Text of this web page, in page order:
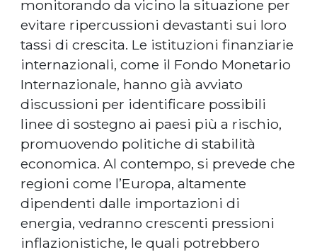
monitorando da vicino la situazione per
evitare ripercussioni devastanti sui loro
tassi di crescita. Le istituzioni finanziarie
internazionali, come il Fondo Monetario
Internazionale, hanno già avviato
discussioni per identificare possibili
linee di sostegno ai paesi più a rischio,
promuovendo politiche di stabilità
economica. Al contempo, si prevede che
regioni come l’Europa, altamente
dipendenti dalle importazioni di
energia, vedranno crescenti pressioni
inflazionistiche, le quali potrebbero